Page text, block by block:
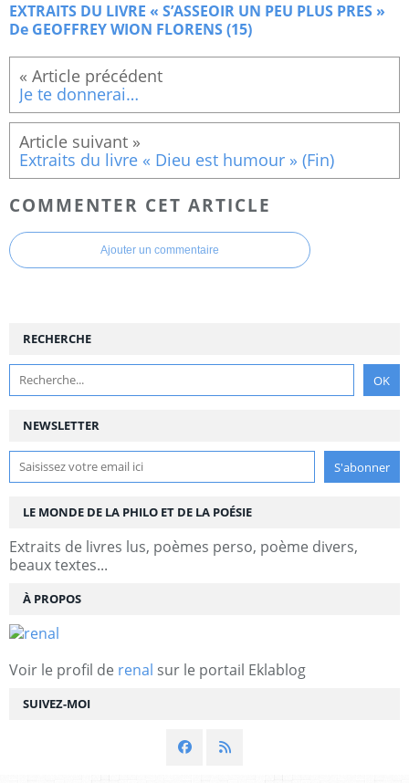
EXTRAITS DU LIVRE « S’ASSEOIR UN PEU PLUS PRES »
De GEOFFREY WION FLORENS (15)
Je te donnerai…
Extraits du livre « Dieu est humour » (Fin)
COMMENTER CET ARTICLE
Ajouter un commentaire
NEWSLETTER
SUIVEZ-MOI
RECHERCHE
LE MONDE DE LA PHILO ET DE LA POÉSIE
Extraits de livres lus, poèmes perso, poème divers,
beaux textes...
À PROPOS
Voir le profil de renal sur le portail Eklablog